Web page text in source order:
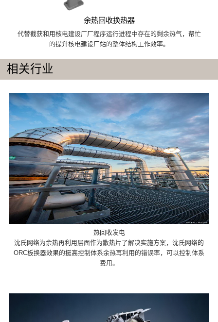
余热回收换热器
代替截获和用核电建设厂厂程序运行进程中存在的剩余热气，帮忙
的提升核电建设厂站的整体结构工作效率。
相关行业
热回收发电
沈氏网络为余热再利用层面作为散热片了解决实施方案，沈氏网络的
ORC板换器效果的挺高控制体系余热再利用的错误率，可以控制体系
费用。